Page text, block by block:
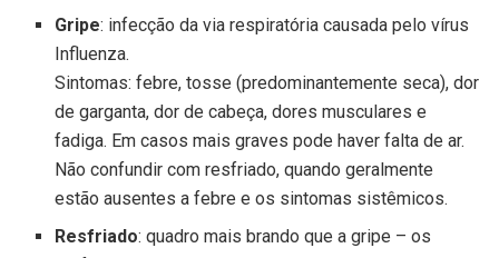
Gripe: infecção da via respiratória causada pelo vírus
Influenza.
Sintomas: febre, tosse (predominantemente seca), dor
de garganta, dor de cabeça, dores musculares e
fadiga. Em casos mais graves pode haver falta de ar.
Não confundir com resfriado, quando geralmente
estão ausentes a febre e os sintomas sistêmicos.
Resfriado: quadro mais brando que a gripe – os